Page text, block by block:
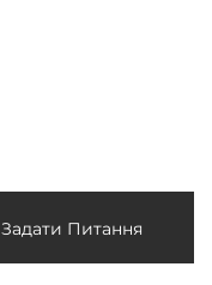
Задати Питання